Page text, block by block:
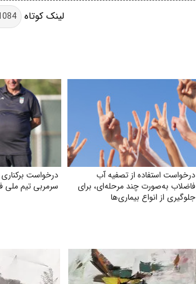
لینک کوتاه
درخواست استفاده از تصفیه آب
فاضلاب به‌صورت چند مرحله‌ای، برای
جلوگیری از انواع بیماری‌ها
درخواست برکناری
سرمربی تیم ملی